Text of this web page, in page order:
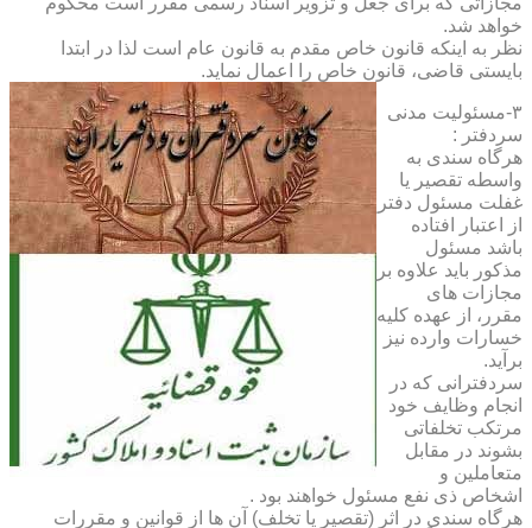
خواهد شد.
نظر به اینکه قانون خاص مقدم به قانون عام است لذا در ابتدا
بایستی قاضی، قانون خاص را اعمال نماید.
۳-مسئولیت مدنی
سردفتر :
هرگاه سندی به
واسطه تقصیر یا
غفلت مسئول دفتر
از اعتبار افتاده
باشد مسئول
مذکور باید علاوه بر
مجازات های
مقرر، از عهده کلیه
خسارات وارده نیز
برآید.
سردفترانی که در
انجام وظایف خود
مرتکب تخلفاتی
بشوند در مقابل
متعاملین و
اشخاص ذی نفع مسئول خواهند بود .
هرگاه سندی در اثر (تقصیر یا تخلف) آن ها از قوانین و مقررات